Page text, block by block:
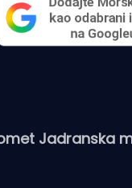
Jadranska